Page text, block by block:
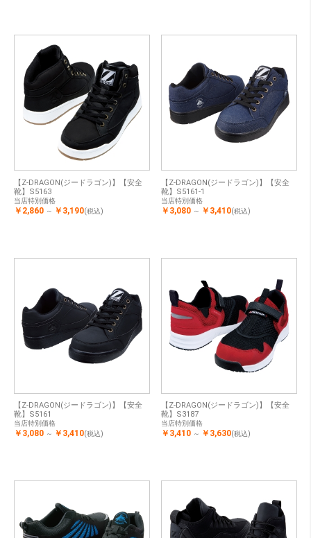
【Z-DRAGON(ジードラゴン)】【安全
靴】S5163
当店特別価格
￥2,860 ～ ￥3,190(税込)
【Z-DRAGON(ジードラゴン)】【安全
靴】S5161-1
当店特別価格
￥3,080 ～ ￥3,410(税込)
【Z-DRAGON(ジードラゴン)】【安全
靴】S5161
当店特別価格
￥3,080 ～ ￥3,410(税込)
【Z-DRAGON(ジードラゴン)】【安全
靴】S3187
当店特別価格
￥3,410 ～ ￥3,630(税込)